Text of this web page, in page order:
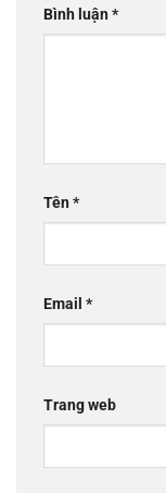
Bình luận*
Tên*
Email *
Trang web